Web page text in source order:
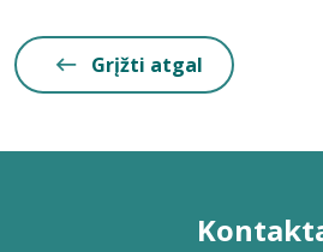
Grįžti atgal